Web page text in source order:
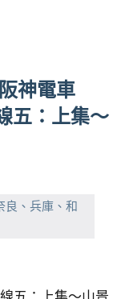
神電車
五：上集～
良、兵庫、和